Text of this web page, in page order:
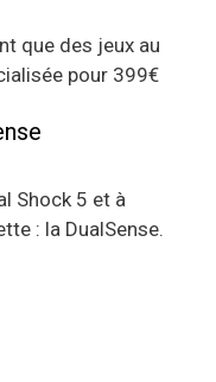
que des jeux au
pour 399€
Shock 5 et à
: la DualSense.